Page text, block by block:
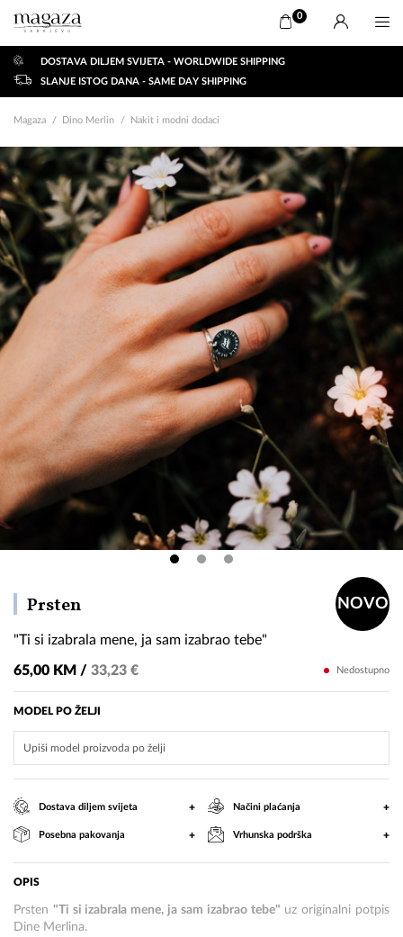
0
DOSTAVA DILJEM SVIJETA - WORLDWIDE SHIPPING
SLANJE ISTOG DANA - SAME DAY SHIPPING
Magaza Dino Merlin Nakit i modni dodaci
Prsten"Ti
izabrala
mene,
ja
sam
izabrao
tebe"
NOVO
"Ti si izabrala mene, ja sam izabrao tebe"
65,00 KM / 33,23 € Nedostupno
MODEL PO ŽELJI
Dostava diljem svijeta + Načini plaćanja +
Posebna pakovanja + Vrhunska podrška +
OPIS
Prsten "Ti si izabrala mene, ja sam izabrao tebe" uz originalni potpis
Dine Merlina.